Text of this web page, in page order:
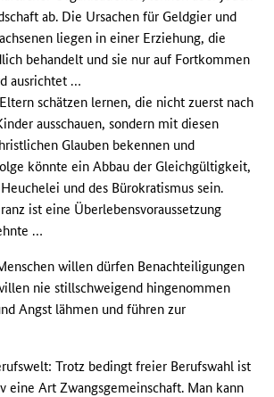
ab. Die Ursachen für Geldgier und
liegen in einer Erziehung, die
behandelt und sie nur auf Fortkommen
ausrichtet …
schätzen lernen, die nicht zuerst nach
ausschauen, sondern mit diesen
Glauben bekennen und
könnte ein Abbau der Gleichgültigkeit,
und des Bürokratismus sein.
ist eine Überlebensvoraussetzung
…
willen dürfen Benachteiligungen
nie stillschweigend hingenommen
Angst lähmen und führen zur
Trotz bedingt freier Berufswahl ist
eine Art Zwangsgemeinschaft. Man kann